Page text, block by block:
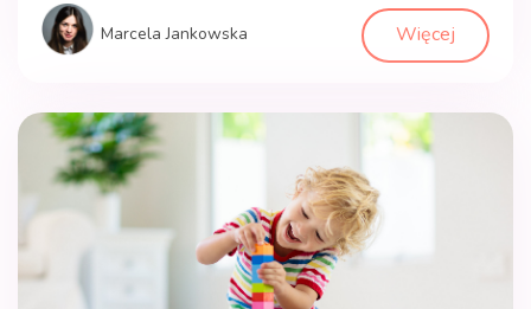
właśnie ten okres jest idealny do rozwijania ich zdolności
matematycznych. W ciągu ostatnich lat pojawiło się wiele
nowatorskich metod nauczania matematyki w
obszar w zabawowy i […]
Marcela Jankowska Więcej